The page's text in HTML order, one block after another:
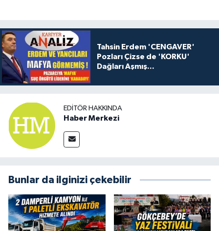
Tahsin Erdem 'CENGAVER'
Pozları Çizse de 'KORKU'
Dağları Aşmış...
EDITÖR HAKKINDA
Haber Merkezi
Bunlar da ilginizi çekebilir